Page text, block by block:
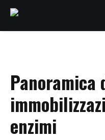
Panoramica
enzimi